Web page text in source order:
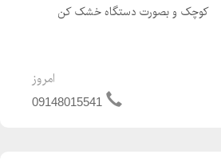
کوچک و بصورت دستگاه خشک کن
خشک کن سبزی ، خشک کن قارچ ،
خشک کن ادویه بصورت خشک کن
امروز
09148015541